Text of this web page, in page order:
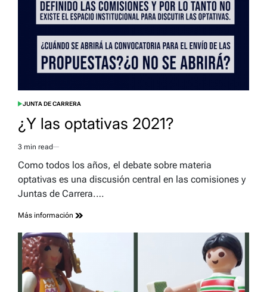
POSTED
JUNTA DE CARRERA
¿Y las optativas 2021?
Estimated
read
3 min read
Como todos los años, el debate sobre materia
optativas es una discusión central en las comisiones y
Juntas de Carrera.…
Más información